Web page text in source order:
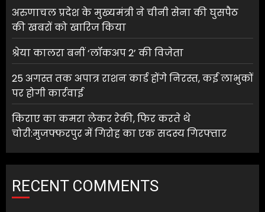
अरुणाचल प्रदेश के मुख्यमंत्री ने चीनी सेना की घुसपैठ
की खबरों को खारिज किया
श्रेया कालरा बनीं ‘लॉकअप 2’ की विजेता
25 अगस्त तक अपात्र राशन कार्ड होंगे निरस्त, कई लाभुकों
पर होगी कार्रवाई
किराए का कमरा लेकर रेकी, फिर करते थे
चोरी:मुजफ्फरपुर में गिरोह का एक सदस्य गिरफ्तार
RECENT COMMENTS